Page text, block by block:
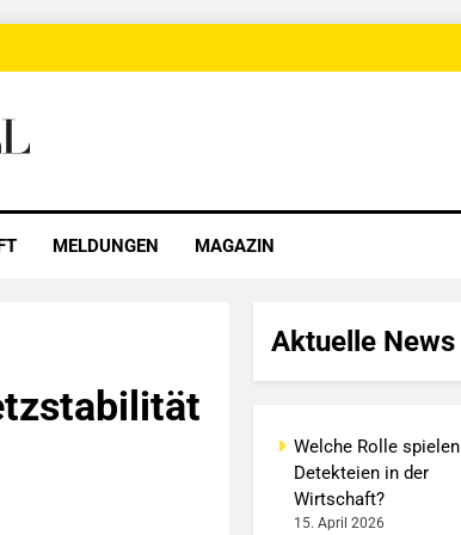
MELDUNGEN MAGAZIN
Aktuelle News
Welche Rolle spielen
Detekteien in der
Wirtschaft?
15. April 2026